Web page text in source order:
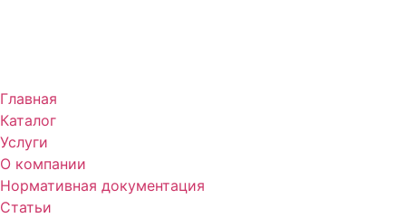
Главная
Каталог
Услуги
О компании
Нормативная документация
Статьи